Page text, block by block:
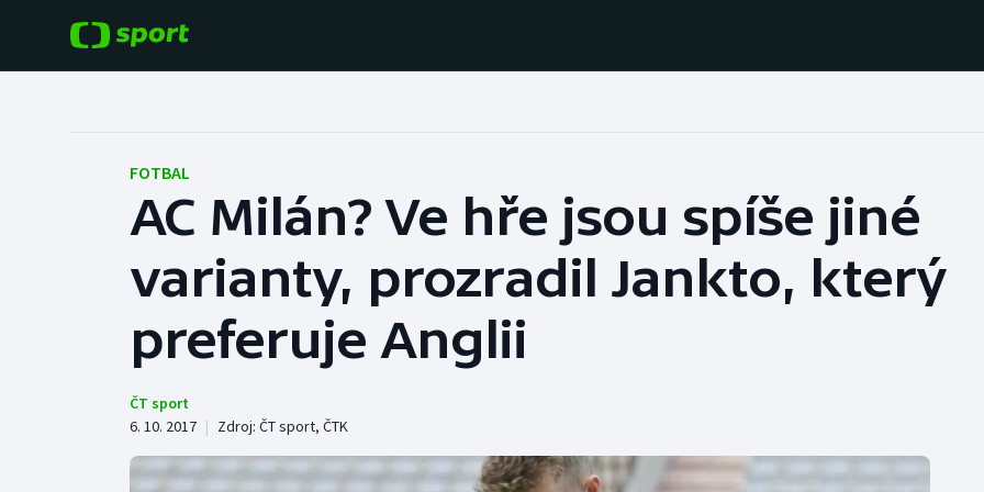
Hokej
Tenis
Cyklistika
Baseball a softbal
Basketbal
Biatlon
Jezdectví
Judo
Rychlobruslení
Rychlostní
kanoistika
FOTBAL
AC Milán? Ve hře jsou spíše jiné
varianty, prozradil Jankto, který
preferuje Anglii
ČT sport
6. 10. 2017 | Zdroj: ČT sport, ČTK